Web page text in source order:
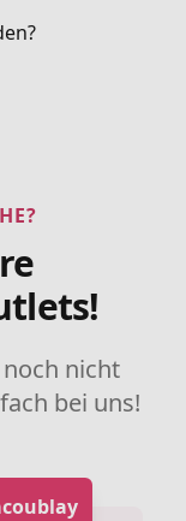
nicht
bei uns!